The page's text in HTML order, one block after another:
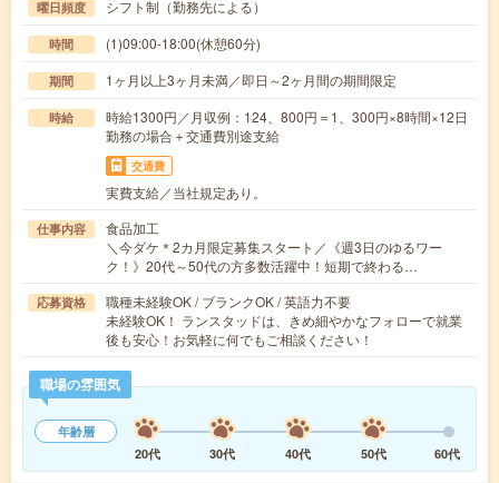
曜日頻度 シフト制（勤務先による）
時間 (1)09:00-18:00(休憩60分)
期間 1ヶ月以上3ヶ月未満／即日～2ヶ月間の期間限定
時給
時給1300円／月収例：124、800円＝1、300円×8時間×12日
勤務の場合＋交通費別途支給
交通費
実費支給／当社規定あり。
仕事内容
食品加工
＼今ダケ＊2カ月限定募集スタート／《週3日のゆるワー
ク！》20代～50代の方多数活躍中！短期で終わる…
応募資格
職種未経験OK / ブランクOK / 英語力不要
未経験OK！ ランスタッドは、きめ細やかなフォローで就業
後も安心！お気軽に何でもご相談ください！
職場の雰囲気
年齢層
20代
30代 40代 50代 60代